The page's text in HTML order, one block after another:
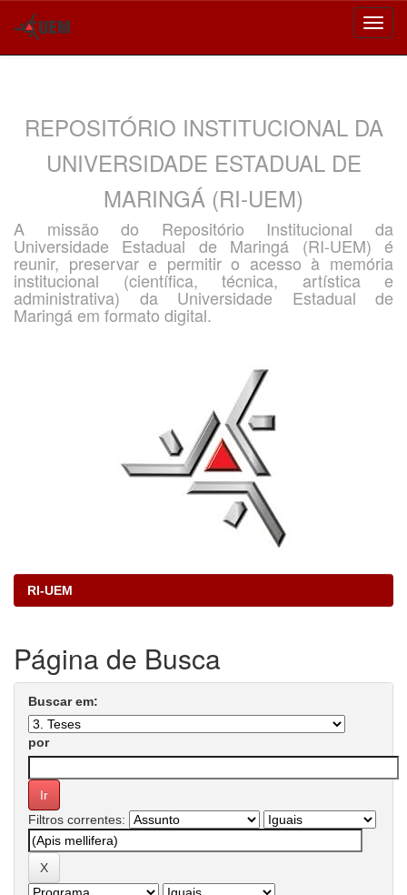
REPOSITÓRIO INSTITUCIONAL DA
UNIVERSIDADE ESTADUAL DE
MARINGÁ (RI-UEM)
A missão do Repositório Institucional da
Universidade Estadual de Maringá (RI-UEM) é
reunir, preservar e permitir o acesso à memória
institucional (científica, técnica, artística e
administrativa) da Universidade Estadual de
Maringá em formato digital.
RI-UEM
Página de Busca
Buscar em:
por
Filtros correntes: